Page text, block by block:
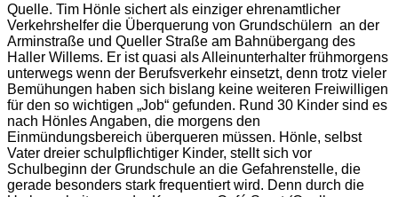
Quelle. Tim Hönle sichert als einziger ehrenamtlicher
Verkehrshelfer die Überquerung von Grundschülern an der
Arminstraße und Queller Straße am Bahnübergang des
Haller Willems. Er ist quasi als Alleinunterhalter frühmorgens
unterwegs wenn der Berufsverkehr einsetzt, denn trotz vieler
Bemühungen haben sich bislang keine weiteren Freiwilligen
für den so wichtigen „Job“ gefunden. Rund 30 Kinder sind es
nach Hönles Angaben, die morgens den
Einmündungsbereich überqueren müssen. Hönle, selbst
Vater dreier schulpflichtiger Kinder, stellt sich vor
Schulbeginn der Grundschule an die Gefahrenstelle, die
gerade besonders stark frequentiert wird. Denn durch die